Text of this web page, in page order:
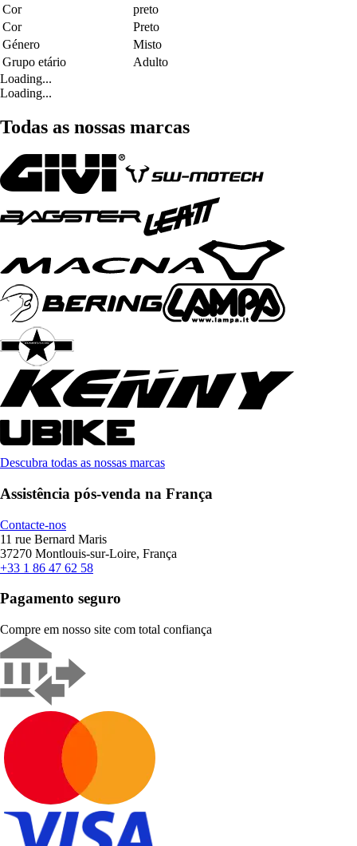
Cor
preto
Cor
Preto
Género
Misto
Grupo etário
Adulto
Loading...
Loading...
Todas as nossas marcas
Descubra todas as nossas marcas
Assistência pós-venda na França
Contacte-nos
11 rue Bernard Maris
37270 Montlouis-sur-Loire, França
+33 1 86 47 62 58
Pagamento seguro
Compre em nosso site com total confiança